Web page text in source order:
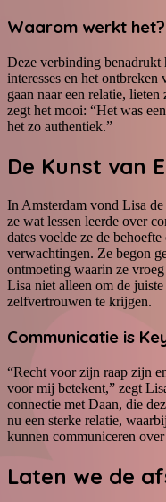
Waarom werkt het?
Deze verbinding benadrukt
interesses en het
gaan naar een relatie,
zegt het mooi: “Het was
het zo authentiek.”
De Kunst van
In Amsterdam vond Lisa
ze wat lessen leerde over
dates voelde ze de
verwachtingen. Ze begon
ontmoeting waarin ze
Lisa niet alleen om de
zelfvertrouwen te krijgen.
Communicatie is
“Recht voor zijn raap zijn
voor mij betekent,” zegt
connectie met Daan, die
nu een sterke relatie,
kunnen communiceren
Laten we de